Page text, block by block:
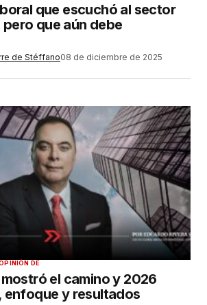
que escuchó al sector
que aún debe
de Stéffano08 de diciembre de 2025
DE
el camino y 2026
enfoque y resultados